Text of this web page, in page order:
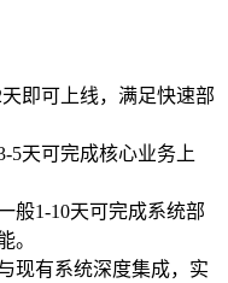
即可上线，满足快速部
5天可完成核心业务上
般1-10天可完成系统部
。
现有系统深度集成，实